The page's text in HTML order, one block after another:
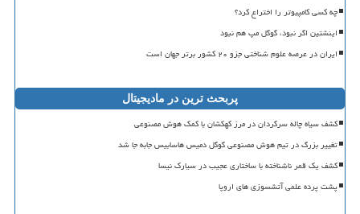
چه کسی کامپیوتر را اختراع کرد؟
اینشتین اگر نبود، گوگل مپ هم نبود
ایران در عرصه علوم شناختی جزو ۲۰ کشور برتر جهان است
پربحث ترین در مادیجیتال
کشف سیاه چاله سرگردان در مرز کهکشان با کمک هوش مصنوعی
تغییر بزرگ در تیم هوش مصنوعی گوگل دمیس هاسابیس جابه جا شد
کشف یک قمر ناشناخته با ساختاری عجیب در سیارک نیسا
پشت پرده علمی آتشسوزی های اروپا